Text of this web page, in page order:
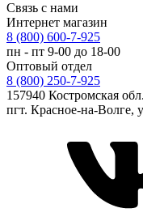
Связь с нами
Интернет магазин
8 (800) 600-7-925
пн - пт 9-00 до 18-00
Оптовый отдел
8 (800) 250-7-925
157940 Костромская
пгт. Красное-на-Волге,